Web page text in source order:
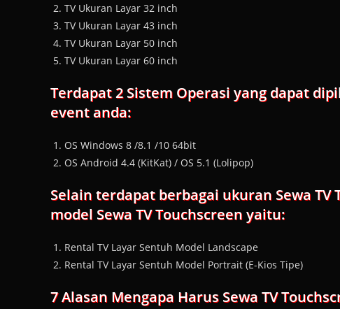
TV Ukuran Layar 32 inch
TV Ukuran Layar 43 inch
TV Ukuran Layar 50 inch
TV Ukuran Layar 60 inch
Terdapat 2 Sistem Operasi yang dapat
event anda:
OS Windows 8 /8.1 /10 64bit
OS Android 4.4 (KitKat) / OS 5.1 (Lolipop)
Selain terdapat berbagai ukuran Sewa
model Sewa TV Touchscreen yaitu:
Rental TV Layar Sentuh Model Landscape
Rental TV Layar Sentuh Model Portrait (E-Kios Tipe)
7 Alasan Mengapa Harus Sewa TV